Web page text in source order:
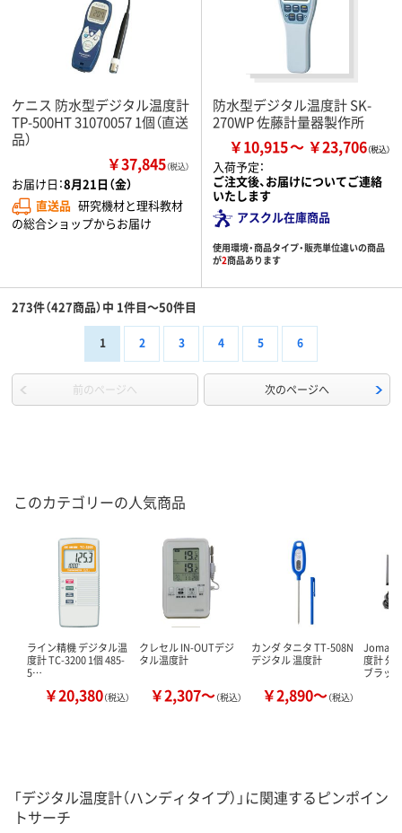
ケニス 防水型デジタル温度計
TP-500HT 31070057 1個（直送
品）
￥37,845（税込）
お届け日：8月21日（金）
直送品 研究機材と理科教材
の総合ショップからお届け
防水型デジタル温度計 SK-
270WP 佐藤計量器製作所
￥10,915 ￥23,706
入荷予定：
ご注文後、お届けについてご連絡
いたします
アスクル在庫商品
使用環境・商品タイプ・販売単位違いの商品
が2商品あります
273件（427商品）中 1件目～50件目
1 2 3 4 5 6
前のページへ 次のページへ
このカテゴリーの人気商品
ライン精機 デジタル温
度計 TC-3200 1個 485-
5…
￥20,380（税込）
クレセル IN-OUTデジ
タル温度計
￥2,307～（税込）
カンダ タニタ TT-508N
デジタル 温度計
￥2,890～（税込）
Joman
度計 外
ブラッ
「デジタル温度計（ハンディタイプ）」に関連するピンポイン
トサーチ